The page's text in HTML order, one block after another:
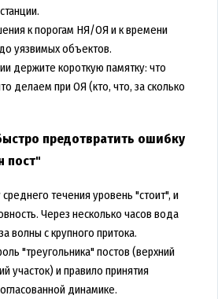
к порогам НЯ/ОЯ и к времени
уязвимых объектов.
держите короткую памятку: что
делаем при ОЯ (кто, что, за сколько
предотвратить ошибку
пост"
течения уровень "стоит", и
Через несколько часов вода
волны с крупного притока.
"треугольника" постов (верхний
участок) и правило принятия
динамике.